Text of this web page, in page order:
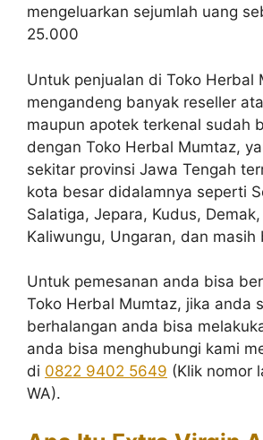
mengeluarkan sejumlah uang
25.000
Untuk penjualan di Toko Herbal
mengandeng banyak reseller
maupun apotek terkenal sudah
dengan Toko Herbal Mumtaz,
sekitar provinsi Jawa Tengah
kota besar didalamnya seperti
Salatiga, Jepara, Kudus,
Kaliwungu, Ungaran, dan masih
Untuk pemesanan anda bisa
Toko Herbal Mumtaz, jika anda
berhalangan anda bisa
anda bisa menghubungi kami
di 0822 9402 5649 (Klik nomor
WA).